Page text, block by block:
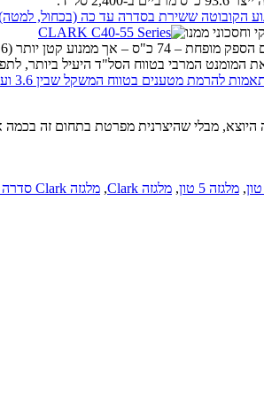
ממנו
המרבי בטווח הסל"ד היעיל ביותר,
מבלי שהיצרנית מפרטת בתחום זה בכמה
, מלגזה 5 טון , מלגזה Clark , מלגזה Clark סדרה C40-55